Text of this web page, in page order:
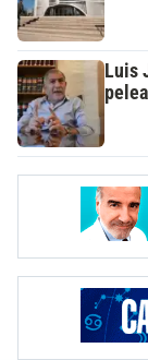
Luis